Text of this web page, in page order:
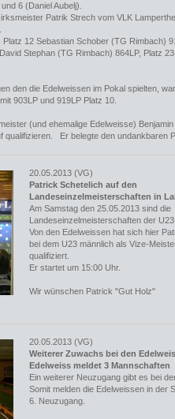
6 (Daniel Aubelj).
Patrik Strech vom VLK
12 Sebastian Schober (TG Rimbach)
Stephan (TG Rimbach) 864LP, Platz
den die Edelweissen im Pokal spielten,
903LP und 919LP Platz 10.
(und ehemalige Edelweisse)
qualifizieren. Er belegte den undankbaren
20.05.2013 (VG)
Patrick Schetelich auf den
Landeseinzelmeisterschaften in
Am Samstag den 25.05.2013 sind die
Landeseinzelmeisterschaften der U23
Von den Edelweissen hat sich hier
bei dem U23 männlich als Vize-
qualifiziert.
Er startet um 15:00 Uhr.
Wir wünschen Patrick "Gut Holz"
20.05.2013 (VG)
Weiterer Zuwachs bei den
Edelweiss meldet 3 Mannschaften
Ein weiterer Neuzugang gibt es bei
Somit melden die Edelweissen in der
6. Neuzugang.